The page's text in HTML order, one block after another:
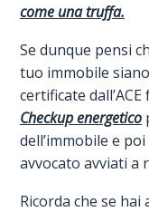
come una truffa.
Se dunque pensi
tuo immobile
certificate
Checkup energetico
dell’immobile e
avvocato avviati a
Ricorda che se hai